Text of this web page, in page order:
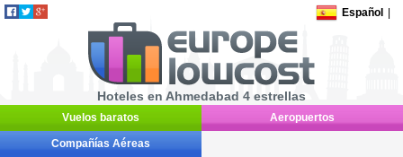
Español
Hoteles en Ahmedabad 4 estrellas
Vuelos baratos Aeropuertos
Compañías Aéreas